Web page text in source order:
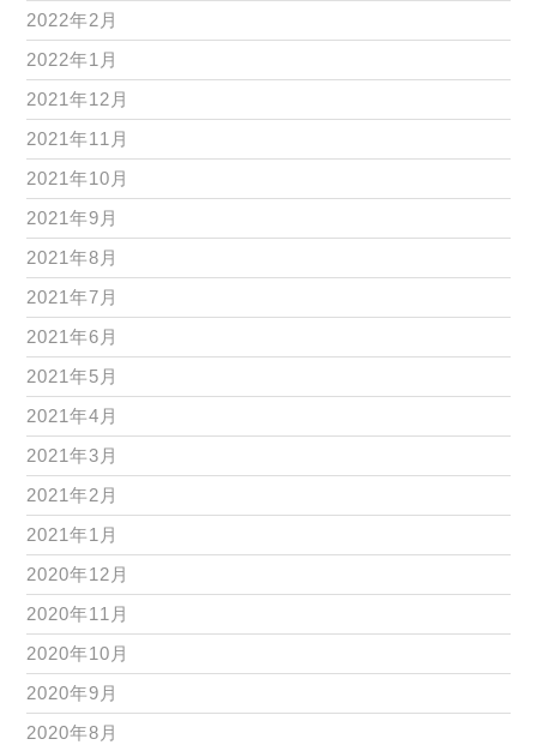
2022年2月
2022年1月
2021年12月
2021年11月
2021年10月
2021年9月
2021年8月
2021年7月
2021年6月
2021年5月
2021年4月
2021年3月
2021年2月
2021年1月
2020年12月
2020年11月
2020年10月
2020年9月
2020年8月